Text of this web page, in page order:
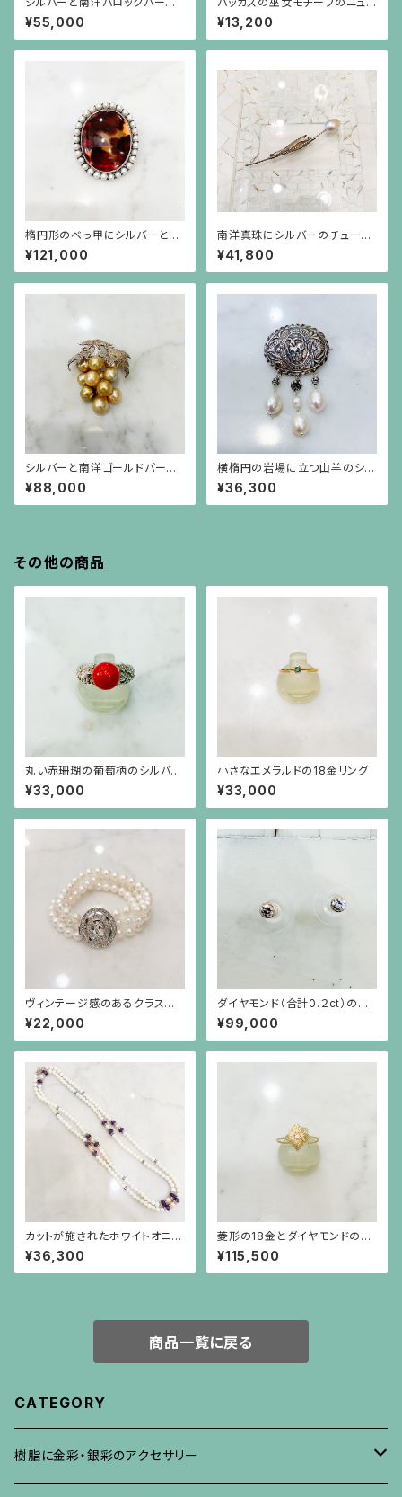
の蜂のブローチ
¥55,000
ーラーヴァカメオの下にバロック
パールが揺れるブローチ
¥13,200
楕円形のべっ甲にシルバーと真
珠のフレームのブローチ
¥121,000
南洋真珠にシルバーのチューリ
ップブローチ
¥41,800
シルバーと南洋ゴールドパール
の葡萄のブローチ（小）
¥88,000
横楕円の岩場に立つ山羊のシル
バープレートに濃いグレーのバ
ロックパールが揺れるブローチ
兼ペンダント
¥36,300
その他の商品
丸い赤珊瑚の葡萄柄のシルバー
台リング
¥33,000
小さなエメラルドの18金リング
¥33,000
ヴィンテージ感のあるクラスプ
（銀色）のパール3連ブレスレット
¥22,000
ダイヤモンド（合計0.２ct）のシ
ンプルな18金枠ピアス（18金ポ
スト）
¥99,000
カットが施されたホワイトオニキ
ス、筋彫りのアメジスト、真珠と
ロンデルのロングネックレス
¥36,300
菱形の18金とダイヤモンドの華
奢なリング（大）
¥115,500
商品一覧に戻る
CATEGORY
樹脂に金彩・銀彩のアクセサリー